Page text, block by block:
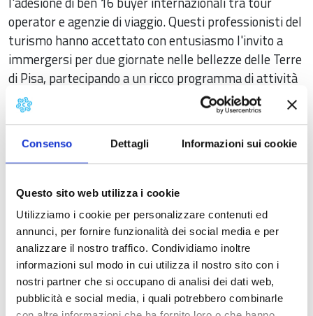
Consenso Dettagli Informazioni sui cookie
Questo sito web utilizza i cookie
Utilizziamo i cookie per personalizzare contenuti ed
annunci, per fornire funzionalità dei social media e per
analizzare il nostro traffico. Condividiamo inoltre
informazioni sul modo in cui utilizza il nostro sito con i
nostri partner che si occupano di analisi dei dati web,
pubblicità e social media, i quali potrebbero combinarle
operator e agenzie di viaggio. Questi professionisti del
turismo hanno accettato con entusiasmo l'invito a
immergersi per due giornate nelle bellezze delle Terre
di Pisa, partecipando a un ricco programma di attività
ed esperienze pensate appositamente per loro. Il
programma dettagliato, realizzato grazie alla
preziosa collaborazione dei members Terre di Pisa, è
stato ideato per mostrare il potenziale cicloturistico
scoprire itinerari suggestivi, degustare prodotti tipici
e vivere esperienze autentiche, il tutto in sella a una
bicicletta.
Questo evento rappresenta un'opportunità strategica
per promuovere il turismo lento e sostenibile nella
nostra regione, rafforzando la visibilità delle Terre di